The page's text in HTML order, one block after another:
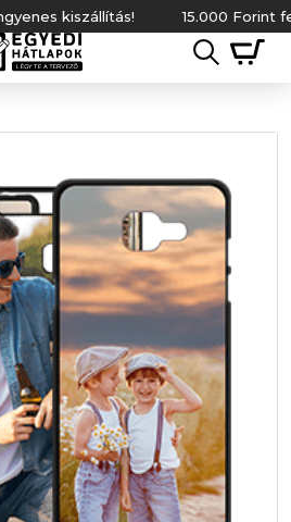
kiszállítás! 15.000 Forint felett